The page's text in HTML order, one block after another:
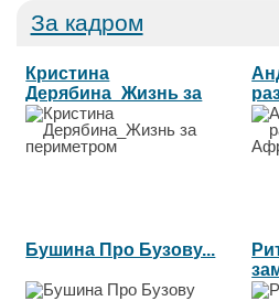
За кадром
Кристина
Дерябина_Жизнь за
периметром...
Бушина Про Бузову...